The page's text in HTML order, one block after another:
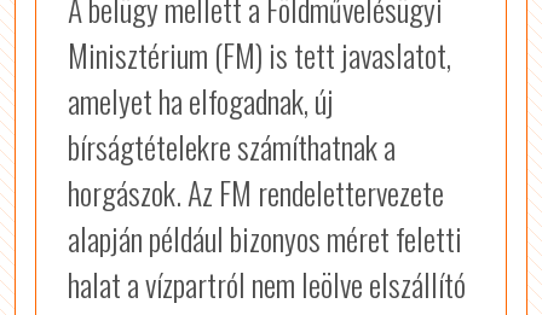
Minisztérium (FM) is tett javaslatot,
amelyet ha elfogadnak, új
bírságtételekre számíthatnak a
horgászok. Az FM rendelettervezete
alapján például bizonyos méret feletti
halat a vízpartról nem leölve elszállító